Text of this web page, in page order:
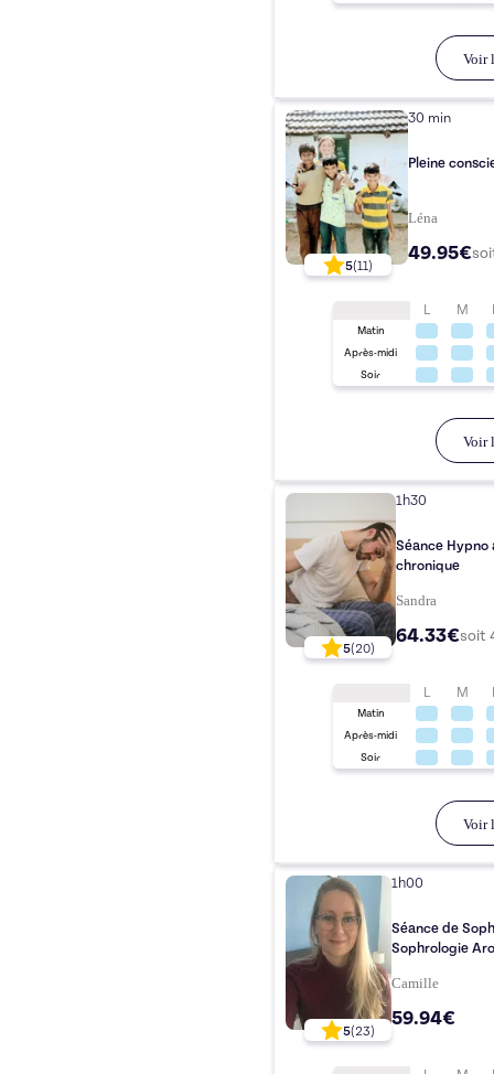
Voir
5(11)
30 min
Pleine
Léna
49.95€
L M
Matin
Après-midi
Soir
Voir
5(20)
1h30
Séance Hypno
chronique
Sandra
64.33€soit
L M
Matin
Après-midi
Soir
Voir
5(23)
1h00
Séance de
Sophrologie
Camille
59.94€